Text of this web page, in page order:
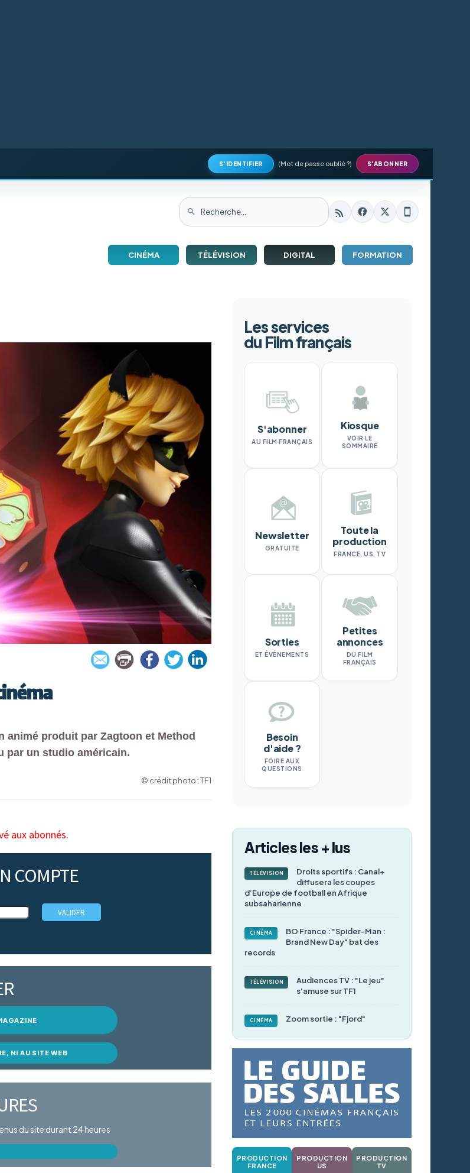
S'IDENTIFIER (Mot de passe oublié ?) S'ABONNER
CINÉMA TÉLÉVISION DIGITAL FORMATION
animé produit par Zagtoon et Method
par un studio américain.
© crédit photo : TF1
aux abonnés.
COMPTE
NI AU SITE WEB
du site durant 24 heures
Les services
du Film français
S'abonner
AU FILM FRANÇAIS
Kiosque
VOIR LE
SOMMAIRE
Newsletter
GRATUITE
Toute la
production
FRANCE, US, TV
Sorties
ET ÉVÉNEMENTS
Petites
annonces
DU FILM
FRANÇAIS
Besoin
d'aide ?
FOIRE AUX
QUESTIONS
Articles les + lus
TÉLÉVISION
Droits sportifs : Canal+
diffusera les coupes
d’Europe de football en Afrique
subsaharienne
CINÉMA
BO France : "Spider-Man :
Brand New Day" bat des
records
TÉLÉVISION
Audiences TV : "Le jeu"
s'amuse sur TF1
CINÉMA Zoom sortie : "Fjord"
PRODUCTION
FRANCE
PRODUCTION
US
PRODUCTION
TV